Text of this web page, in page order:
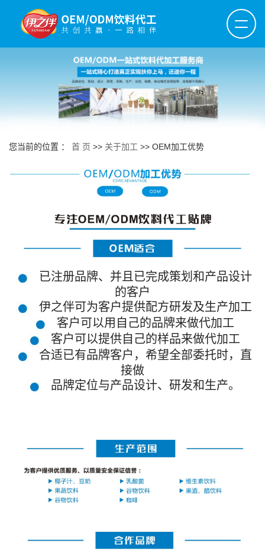
您当前的位置 ： 首 页 >> 关于加工 >> OEM加工优势
已注册品牌、并且已完成策划和产品设计
的客户
伊之伴可为客户提供配方研发及生产加工
客户可以用自己的品牌来做代加工
客户可以提供自己的样品来做代加工
合适已有品牌客户，希望全部委托时，直
接做
品牌定位与产品设计、研发和生产。